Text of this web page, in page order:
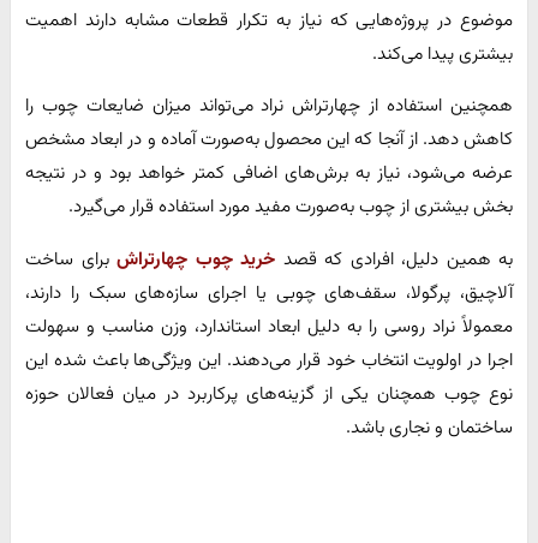
موضوع در پروژه‌هایی که نیاز به تکرار قطعات مشابه دارند اهمیت
بیشتری پیدا می‌کند.
همچنین استفاده از چهارتراش نراد می‌تواند میزان ضایعات چوب را
کاهش دهد. از آنجا که این محصول به‌صورت آماده و در ابعاد مشخص
عرضه می‌شود، نیاز به برش‌های اضافی کمتر خواهد بود و در نتیجه
بخش بیشتری از چوب به‌صورت مفید مورد استفاده قرار می‌گیرد.
به همین دلیل، افرادی که قصد خرید چوب چهارتراش برای ساخت
آلاچیق، پرگولا، سقف‌های چوبی یا اجرای سازه‌های سبک را دارند،
معمولاً نراد روسی را به دلیل ابعاد استاندارد، وزن مناسب و سهولت
اجرا در اولویت انتخاب خود قرار می‌دهند. این ویژگی‌ها باعث شده این
نوع چوب همچنان یکی از گزینه‌های پرکاربرد در میان فعالان حوزه
ساختمان و نجاری باشد.